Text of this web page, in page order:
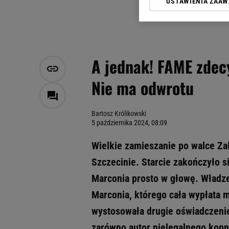
A jednak! FAME
Nie ma odwrotu
Bartosz Królikowski
5 października 2024, 08:09
Wielkie zamieszanie po walce
Szczecinie. Starcie zakończyło
Marconia prosto w głowę.
Marconia, którego cała wypłata
wystosowała drugie
Klikając „Akceptuję”
Zaufanych Partnerów i
My, nasi Zaufani
Użycie dokładnych
Przechowywanie